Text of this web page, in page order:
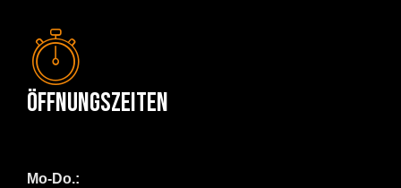
Öffnungszeiten
Mo-Do.: